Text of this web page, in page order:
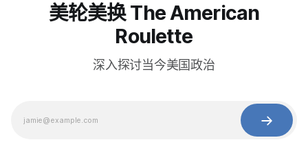
美轮美换 The American
Roulette
深入探讨当今美国政治